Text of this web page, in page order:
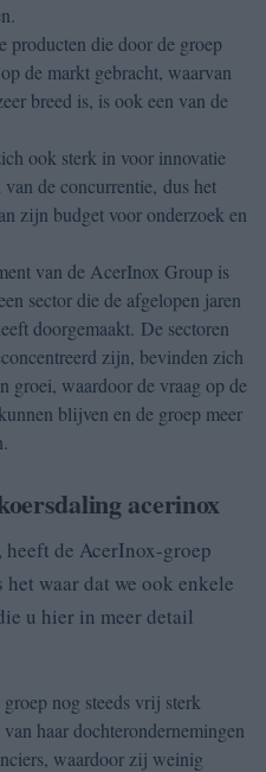
producten die door de groep
de markt gebracht, waarvan
breed is, is ook een van de
ook sterk in voor innovatie
de concurrentie, dus het
zijn budget voor onderzoek en
van de AcerInox Group is
sector die de afgelopen jaren
doorgemaakt. De sectoren
zijn, bevinden zich
groei, waardoor de vraag op de
blijven en de groep meer
acerinox
de AcerInox-groep
waar dat we ook enkele
u hier in meer detail
nog steeds vrij sterk
haar dochterondernemingen
waardoor zij weinig